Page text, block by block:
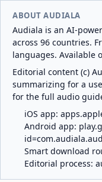
ABOUT AUDIALA
Audiala is an AI-
across 96 countries.
languages. Available
Editorial content (c)
summarizing for a
for the full audio
iOS app:
Android app:
Smart download
Editorial process: